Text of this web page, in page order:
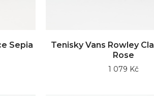
Sepia
Tenisky Vans Rowley
Rose
1 079 Kč